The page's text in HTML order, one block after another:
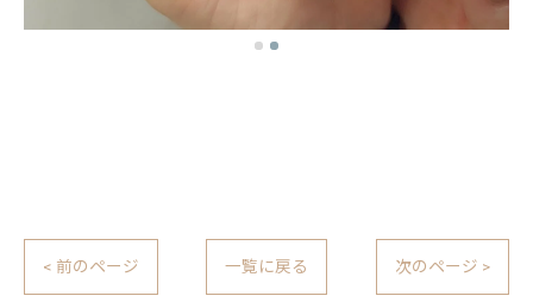
< 前のページ 一覧に戻る 次のページ >